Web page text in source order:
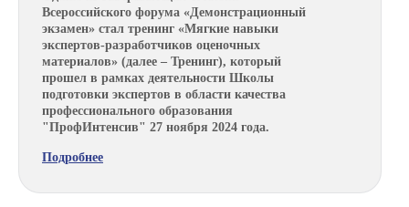
Всероссийского форума «Демонстрационный
экзамен» стал тренинг «Мягкие навыки
экспертов-разработчиков оценочных
материалов» (далее – Тренинг), который
прошел в рамках деятельности Школы
подготовки экспертов в области качества
профессионального образования
"ПрофИнтенсив" 27 ноября 2024 года.
Подробнее